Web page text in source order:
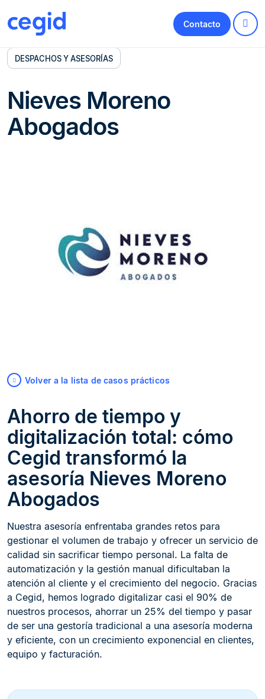
Contacto
DESPACHOS Y ASESORÍAS
Nieves Moreno
Abogados
Volver a la lista de casos prácticos
Ahorro de tiempo y
digitalización total: cómo
Cegid transformó la
asesoría Nieves Moreno
Abogados
Nuestra asesoría enfrentaba grandes retos para
gestionar el volumen de trabajo y ofrecer un servicio de
calidad sin sacrificar tiempo personal. La falta de
automatización y la gestión manual dificultaban la
atención al cliente y el crecimiento del negocio. Gracias
a Cegid, hemos logrado digitalizar casi el 90% de
nuestros procesos, ahorrar un 25% del tiempo y pasar
de ser una gestoría tradicional a una asesoría moderna
y eficiente, con un crecimiento exponencial en clientes,
equipo y facturación.